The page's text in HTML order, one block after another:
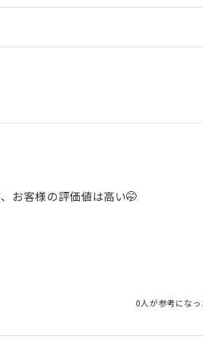
お客様の評価値は高い🤭
0人が参考にな